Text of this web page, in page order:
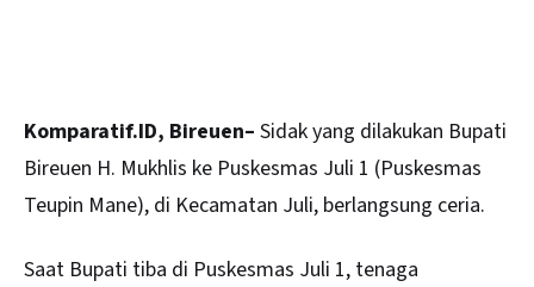
Komparatif.ID, Bireuen– Sidak yang dilakukan Bupati
Bireuen H. Mukhlis ke Puskesmas Juli 1 (Puskesmas
Teupin Mane), di Kecamatan Juli, berlangsung ceria.
Saat Bupati tiba di Puskesmas Juli 1, tenaga